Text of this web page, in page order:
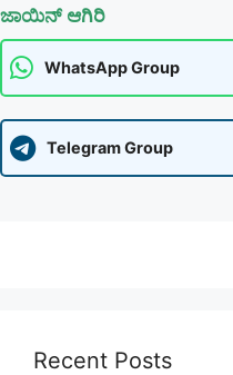
ಜಾಯಿನ್ ಆಗಿರಿ
WhatsApp Group
Telegram Group
Recent Posts